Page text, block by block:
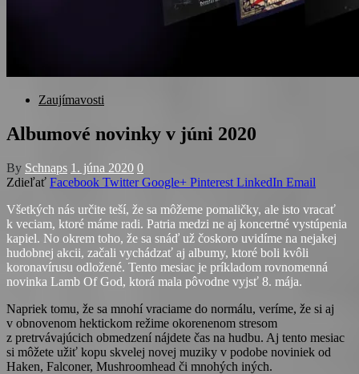
Zaujímavosti
Albumové novinky v júni 2020
By Schnaps 1. júna 2020 0
Zdieľať Facebook Twitter Google+ Pinterest LinkedIn Email
Všetkých nás určite teší, že sa môžeme pomaličky, ale isto vracať
k veciam, ktoré máme radi. Patria medzi ne aj koncertné vystúpenia
kapiel. No okrem toho, že sa snáď už čoskoro uvidíme na nejakej
hudobnej akcii, začali vychádzať aj albumy, ktoré boli kvôli
koronavírusu odložené. Tento mesiac je príkladom rovnomenná
novinka Lamb Of God, ktorá mala pôvodne vyjsť 8. mája.
Napriek tomu, že sa mnohí vraciame do normálu, veríme, že si aj
v obnovenom hektickom režime okorenenom stresom
z pretrvávajúcich obmedzení nájdete čas na hudbu. Aj tento mesiac
si môžete užiť kopu skvelej novej muziky v podobe noviniek od
Haken, Falconer, Mushroomhead či mnohých iných.